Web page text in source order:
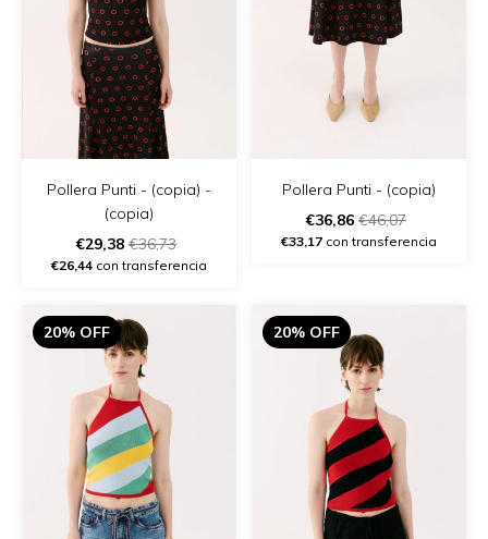
Pollera Punti - (copia) -
(copia)
€29,38 €36,73
€26,44 con transferencia
Pollera Punti - (copia)
€36,86 €46,07
€33,17 con transferencia
20% OFF 20% OFF